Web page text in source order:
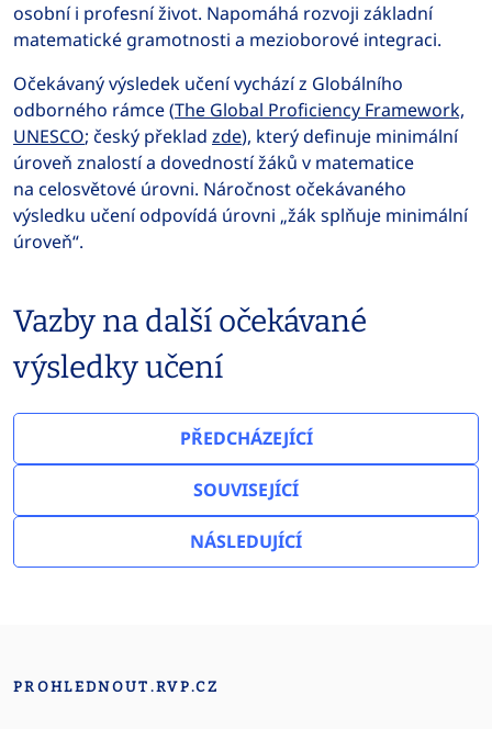
osobní i profesní život. Napomáhá rozvoji základní
matematické gramotnosti a mezioborové integraci.
Očekávaný výsledek učení vychází z Globálního
odborného rámce (The Global Proficiency Framework,
UNESCO; český překlad zde), který definuje minimální
úroveň znalostí a dovedností žáků v matematice
na celosvětové úrovni. Náročnost očekávaného
výsledku učení odpovídá úrovni „žák splňuje minimální
úroveň“.
Vazby na další očekávané
výsledky učení
PŘEDCHÁZEJÍCÍ
SOUVISEJÍCÍ
NÁSLEDUJÍCÍ
PROHLEDNOUT.RVP.CZ